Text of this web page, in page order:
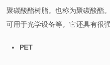
聚碳酸酯树脂。也称为聚碳酸酯
可用于光学设备等。它还具有很
PET